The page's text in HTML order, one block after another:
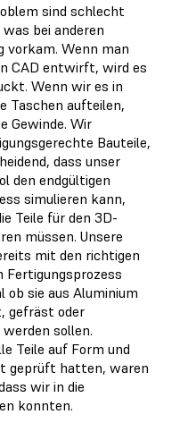
sind schlecht
bei anderen
vorkam. Wenn man
CAD entwirft, wird es
Wenn wir es in
Taschen aufteilen,
Gewinde. Wir
Bauteile,
dass unser
den endgültigen
simulieren kann,
Teile für den 3D-
müssen. Unsere
mit den richtigen
Fertigungsprozess
ob sie aus Aluminium
gefräst oder
sollen.
Teile auf Form und
geprüft hatten, waren
wir in die
konnten.